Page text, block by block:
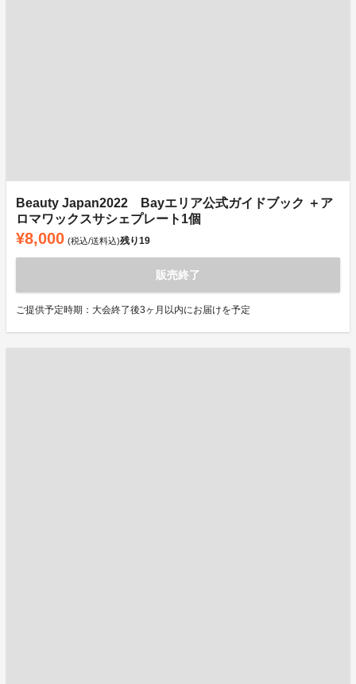
Beauty Japan2022 Bayエリア公式ガイドブック ＋ア
ロマワックスサシェプレート1個
¥8,000 (税込/送料込)残り19
販売終了
ご提供予定時期：大会終了後3ヶ月以内にお届けを予定